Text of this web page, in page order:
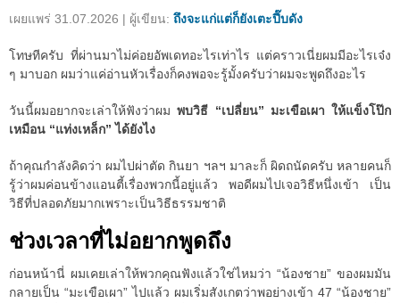
เผยแพร่ 31.07.2026 | ผู้เขียน: ถึงจะแก่แต่ก็ยังเตะปี๊บดัง
โทษทีครับ ที่ผ่านมาไม่ค่อยอัพเดทอะไรเท่าไร แต่คราวเนี่ยผมมีอะไรเจ๋ง
ๆ มาบอก ผมว่าแค่อ่านหัวเรื่องก็คงพอจะรู้มั้งครับว่าผมจะพูดถึงอะไร
วันนี้ผมอยากจะเล่าให้ฟังว่าผมพบวิธี “เปลี่ยน” มะเขือเผา ให้แข็งโป๊ก
เหมือน “แท่งเหล็ก” ได้ยังไง
ถ้าคุณกำลังคิดว่า ผมไปผ่าตัด กินยา ฯลฯ มาละก็ ผิดถนัดครับ หลายคนก็
รู้ว่าผมค่อนข้างแอนตี้เรื่องพวกนี้อยู่แล้ว พอดีผมไปเจอวิธีหนึ่งเข้า เป็น
วิธีที่ปลอดภัยมากเพราะเป็นวิธีธรรมชาติ
ช่วงเวลาที่ไม่อยากพูดถึง
ก่อนหน้านี่ ผมเคยเล่าให้พวกคุณฟังแล้วใช่ไหมว่า “น้องชาย” ของผมมัน
กลายเป็น “มะเขือเผา” ไปแล้ว ผมเริ่มสังเกตว่าพอย่างเข้า 47 “น้องชาย”